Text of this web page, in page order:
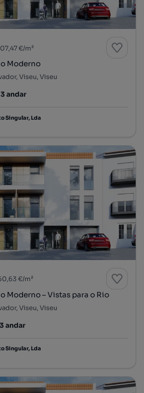
€/m²
Moderno
Viseu, Viseu
3 andar
Singular, Lda
€/m²
Moderno – Vistas para o Rio
Viseu, Viseu
3 andar
Singular, Lda